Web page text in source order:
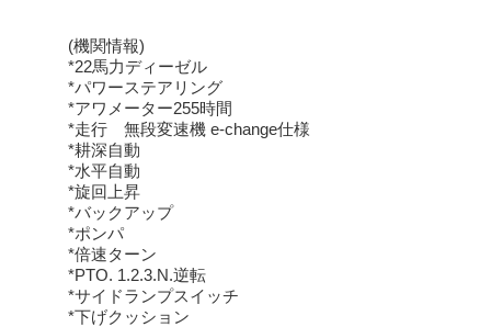
(機関情報)
*22馬力ディーゼル
*パワーステアリング
*アワメーター255時間
*走行 無段変速機 e-change仕様
*耕深自動
*水平自動
*旋回上昇
*バックアップ
*ポンパ
*倍速ターン
*PTO. 1.2.3.N.逆転
*サイドランプスイッチ
*下げクッション